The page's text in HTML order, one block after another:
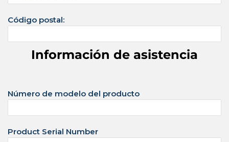
s
U
n
i
+
Código postal:
Información de asistencia
Número de modelo del producto
Product Serial Number